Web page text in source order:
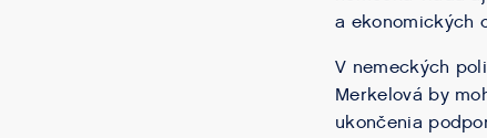
a ekonomických
V nemeckých
Merkelová by
ukončenia